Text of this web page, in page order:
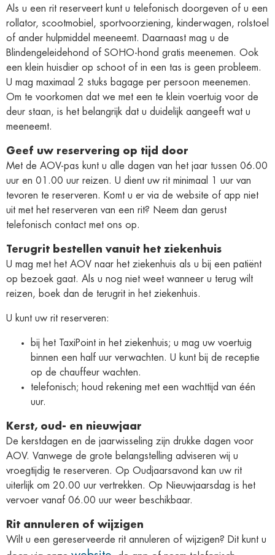
Als u een rit reserveert kunt u telefonisch doorgeven of u een
rollator, scootmobiel, sportvoorziening, kinderwagen, rolstoel
of ander hulpmiddel meeneemt. Daarnaast mag u de
Blindengeleidehond of SOHO-hond gratis meenemen. Ook
een klein huisdier op schoot of in een tas is geen probleem.
U mag maximaal 2 stuks bagage per persoon meenemen.
Om te voorkomen dat we met een te klein voertuig voor de
deur staan, is het belangrijk dat u duidelijk aangeeft wat u
meeneemt.
Geef uw reservering op tijd door
Met de AOV-pas kunt u alle dagen van het jaar tussen 06.00
uur en 01.00 uur reizen. U dient uw rit minimaal 1 uur van
tevoren te reserveren. Komt u er via de website of app niet
uit met het reserveren van een rit? Neem dan gerust
telefonisch contact met ons op.
Terugrit bestellen vanuit het ziekenhuis
U mag met het AOV naar het ziekenhuis als u bij een patiënt
op bezoek gaat. Als u nog niet weet wanneer u terug wilt
reizen, boek dan de terugrit in het ziekenhuis.
U kunt uw rit reserveren:
bij het TaxiPoint in het ziekenhuis; u mag uw voertuig
binnen een half uur verwachten. U kunt bij de receptie
op de chauffeur wachten.
telefonisch; houd rekening met een wachttijd van één
uur.
Kerst, oud- en nieuwjaar
De kerstdagen en de jaarwisseling zijn drukke dagen voor
AOV. Vanwege de grote belangstelling adviseren wij u
vroegtijdig te reserveren. Op Oudjaarsavond kan uw rit
uiterlijk om 20.00 uur vertrekken. Op Nieuwjaarsdag is het
vervoer vanaf 06.00 uur weer beschikbaar.
Rit annuleren of wijzigen
Wilt u een gereserveerde rit annuleren of wijzigen? Dit kunt u